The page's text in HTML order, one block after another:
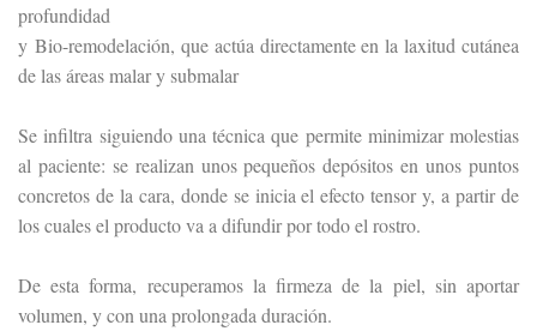
profundidad
y Bio-remodelación, que actúa directamente en la laxitud cutánea
de las áreas malar y submalar
Se infiltra siguiendo una técnica que permite minimizar molestias
al paciente: se realizan unos pequeños depósitos en unos puntos
concretos de la cara, donde se inicia el efecto tensor y, a partir de
los cuales el producto va a difundir por todo el rostro.
De esta forma, recuperamos la firmeza de la piel, sin aportar
volumen, y con una prolongada duración.